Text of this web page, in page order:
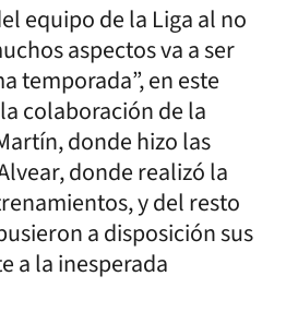
equipo de la Liga al no
aspectos va a ser
temporada”, en este
colaboración de la
donde hizo las
donde realizó la
y del resto
a disposición sus
a la inesperada